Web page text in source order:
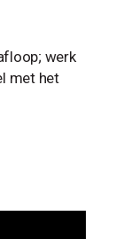
werk
met het